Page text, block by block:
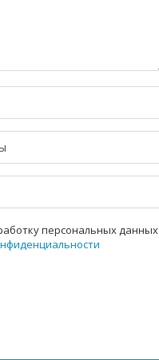
персональных данных